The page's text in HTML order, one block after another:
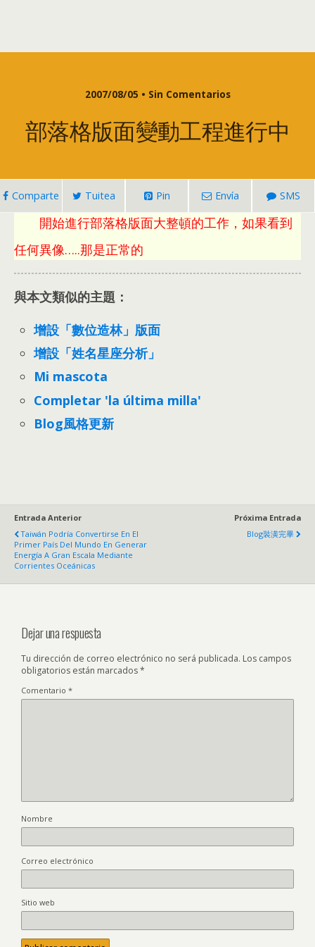
2007/08/05 • Sin Comentarios
部落格版面變動工程進行中
Comparte Tuitea Pin Envía SMS
開始進行部落格版面大整頓的工作 ， 如果看到
任何異像…..那是正常的
與本文類似的主題：
增設「數位造林」版面
增設「姓名星座分析」
Mi mascota
Completar 'la última milla'
Blog風格更新
Entrada Anterior
Taiwán Podría Convertirse En El
Primer País Del Mundo En Generar
Energía A Gran Escala Mediante
Corrientes Oceánicas
Próxima Entrada
Blog裝潢完畢
Dejar una respuesta
Tu dirección de correo electrónico no será publicada. Los campos
obligatorios están marcados*
Comentario *
Nombre
Correo electrónico
Sitio web